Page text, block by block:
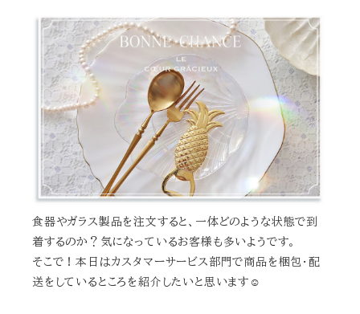
食器やガラス製品を注文すると、一体どのような状態で到
着するのか？気になっているお客様も多いようです。
そこで！本日はカスタマーサービス部門で商品を梱包・配
送をしているところを紹介したいと思います☺️